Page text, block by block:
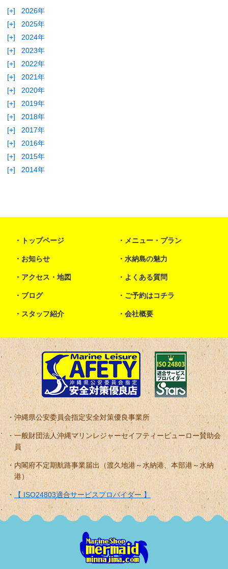
[+]
2026年
[+]
2025年
[+]
2024年
[+]
2023年
[+]
2022年
[+]
2021年
[+]
2020年
[+]
2019年
[+]
2018年
[+]
2017年
[+]
2016年
[+]
2015年
[+]
2014年
トップページ メニュー・プラン
お知らせ 水納島の魅力
アクセス・地図 よくある質問
ブログ ご予約はコチラ
スタッフ紹介 会社概要
沖縄県公安委員会指定安全対策優良事業所
一般財団法人沖縄マリンレジャーセイフティービューロー賛助会
員
内閣府不定期航路事業届出（渡久地港～水納港、本部港～水納
港）
【 ISO24803適合サービスプロバイダー 】